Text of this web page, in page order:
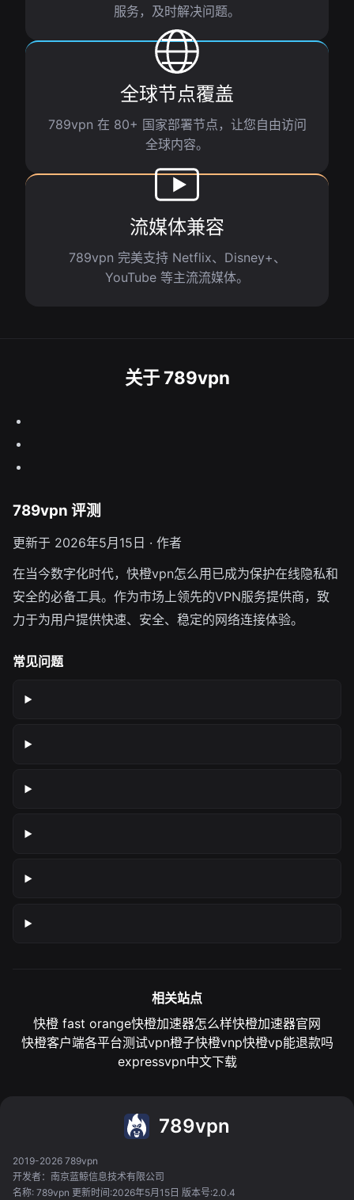
服务，及时解决问题。
全球节点覆盖
789vpn 在 80+ 国家部署节点，让您自由访问
全球内容。
流媒体兼容
789vpn 完美支持 Netflix、Disney+、
YouTube 等主流流媒体。
关于 789vpn
789vpn 评测
更新于 2026年5月15日 · 作者
在当今数字化时代，快橙vpn怎么用已成为保护在线隐私和
安全的必备工具。作为市场上领先的VPN服务提供商，致
力于为用户提供快速、安全、稳定的网络连接体验。
常见问题
相关站点
快橙 fast orange快橙加速器怎么样快橙加速器官网
快橙客户端各平台测试vpn橙子快橙vnp快橙vp能退款吗
expressvpn中文下载
789vpn
2019-2026 789vpn
开发者：南京蓝鲸信息技术有限公司
名称: 789vpn 更新时间:2026年5月15日 版本号:2.0.4